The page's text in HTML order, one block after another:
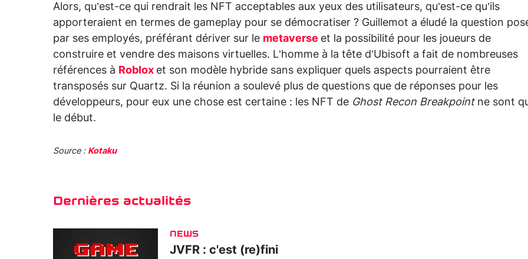
Alors, qu’est-ce qui rendrait les NFT acceptables aux yeux des utilisateurs, qu’est-ce qu’ils
apporteraient en termes de gameplay pour se démocratiser ? Guillemot a éludé la question
par ses employés, préférant dériver sur le metaverse et la possibilité pour les joueurs de
construire et vendre des maisons virtuelles. L’homme à la tête d’Ubisoft a fait de nombreuses
références à Roblox et son modèle hybride sans expliquer quels aspects pourraient être
transposés sur Quartz. Si la réunion a soulevé plus de questions que de réponses pour les
développeurs, pour eux une chose est certaine : les NFT de Ghost Recon Breakpointne sont
le début.
Source : Kotaku
Dernières actualités
NEWS
JVFR : c'est (re)fini